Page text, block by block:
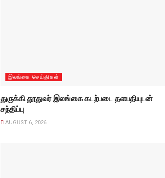
இலங்கை செய்திகள்
துருக்கி தூதுவர் இலங்கை கடற்படை தளபதியுடன்
சந்திப்பு
AUGUST 6, 2026